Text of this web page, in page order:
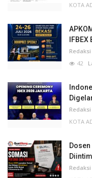
KOTA
Redaksi
42
Redaksi
KOTA